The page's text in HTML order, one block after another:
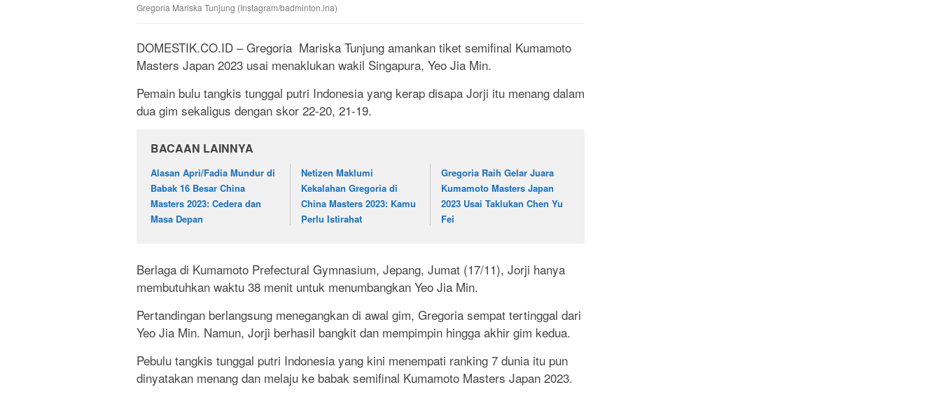
Gregoria Mariska Tunjung (Instagram/badminton.ina)
DOMESTIK.CO.ID – Gregoria Mariska Tunjung amankan tiket semifinal Kumamoto
Masters Japan 2023 usai menaklukan wakil Singapura, Yeo Jia Min.
Pemain bulu tangkis tunggal putri Indonesia yang kerap disapa Jorji itu menang dalam
dua gim sekaligus dengan skor 22-20, 21-19.
BACAAN LAINNYA
Alasan Apri/Fadia Mundur di
Babak 16 Besar China
Masters 2023: Cedera dan
Masa Depan
Netizen Maklumi
Kekalahan Gregoria di
China Masters 2023: Kamu
Perlu Istirahat
Gregoria Raih Gelar Juara
Kumamoto Masters Japan
2023 Usai Taklukan Chen Yu
Fei
Berlaga di Kumamoto Prefectural Gymnasium, Jepang, Jumat (17/11), Jorji hanya
membutuhkan waktu 38 menit untuk menumbangkan Yeo Jia Min.
Pertandingan berlangsung menegangkan di awal gim, Gregoria sempat tertinggal dari
Yeo Jia Min. Namun, Jorji berhasil bangkit dan mempimpin hingga akhir gim kedua.
Pebulu tangkis tunggal putri Indonesia yang kini menempati ranking 7 dunia itu pun
dinyatakan menang dan melaju ke babak semifinal Kumamoto Masters Japan 2023.